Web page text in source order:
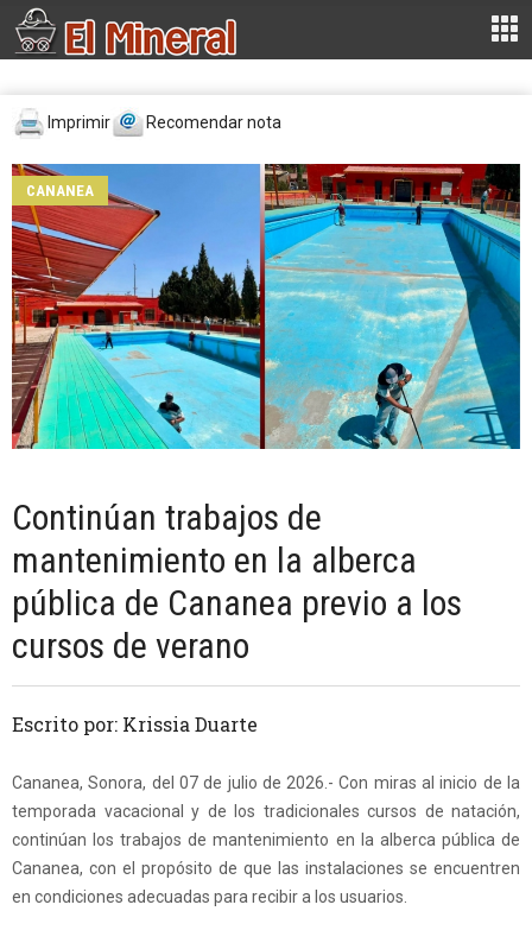
Imprimir Recomendar nota
CANANEA
Continúan trabajos de
mantenimiento en la alberca
pública de Cananea previo a los
cursos de verano
Escrito por: Krissia Duarte
Cananea, Sonora, del 07 de julio de 2026.- Con miras al inicio de la
temporada vacacional y de los tradicionales cursos de natación,
continúan los trabajos de mantenimiento en la alberca pública de
Cananea, con el propósito de que las instalaciones se encuentren
en condiciones adecuadas para recibir a los usuarios.